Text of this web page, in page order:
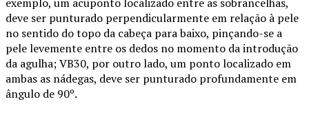
deve ser punturado perpendicularmente em relação à pele
no sentido do topo da cabeça para baixo, pinçando-se a
pele levemente entre os dedos no momento da introdução
da agulha; VB30, por outro lado, um ponto localizado em
ambas as nádegas, deve ser punturado profundamente em
ângulo de 90º.